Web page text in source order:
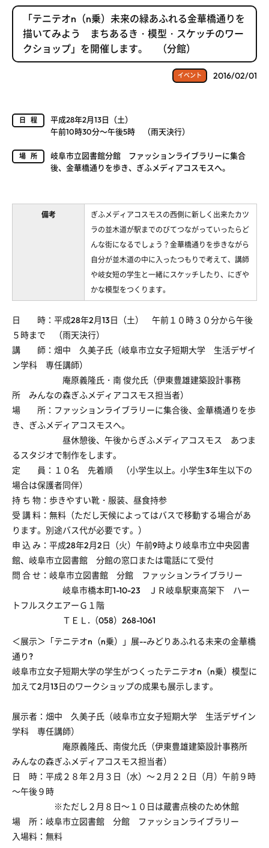
「テニテオn（n乗）未来の緑あふれる金華橋通りを
描いてみよう まちあるき・模型・スケッチのワー
クショップ」を開催します。 （分館）
イベント 2016/02/01
日程
平成28年2月13日（土）
午前10時30分～午後5時 （雨天決行）
場所
岐阜市立図書館分館 ファッションライブラリーに集合
後、金華橋通りを歩き、ぎふメディアコスモスへ。
備考
ぎふメディアコスモスの西側に新しく出来たカツ
ラの並木道が駅までのびてつながっていったらど
んな街になるでしょう？金華橋通りを歩きながら
自分が並木道の中に入ったつもりで考えて、講師
や岐女短の学生と一緒にスケッチしたり、にぎや
かな模型をつくります。
日 時：平成28年2月13日（土） 午前１０時３０分から午後
５時まで （雨天決行）
講 師：畑中 久美子氏（岐阜市立女子短期大学 生活デザイ
ン学科 専任講師）
庵原義隆氏・南 俊允氏（伊東豊雄建築設計事務
所 みんなの森ぎふメディアコスモス担当者）
場 所：ファッションライブラリーに集合後、金華橋通りを歩
き、ぎふメディアコスモスへ。
昼休憩後、午後からぎふメディアコスモス あつま
るスタジオで制作をします。
定 員：１０名 先着順 （小学生以上。小学生3年生以下の
場合は保護者同伴）
持 ち 物：歩きやすい靴・服装、昼食持参
受 講 料：無料（ただし天候によってはバスで移動する場合があ
ります。別途バス代が必要です。）
申 込 み：平成28年2月2日（火）午前9時より岐阜市立中央図書
館、岐阜市立図書館 分館の窓口または電話にて受付
問 合 せ：岐阜市立図書館 分館 ファッションライブラリー
岐阜市橋本町1-10-23 ＪＲ岐阜駅東高架下 ハー
トフルスクエアーＧ１階
ＴＥＬ.（058）268-1061
＜展示＞「テニテオn（n乗）」展--みどりあふれる未来の金華橋
通り?
岐阜市立女子短期大学の学生がつくったテニテオn（n乗）模型に
加えて2月13日のワークショップの成果も展示します。
展示者：畑中 久美子氏（岐阜市立女子短期大学 生活デザイン
学科 専任講師）
庵原義隆氏、南俊允氏（伊東豊雄建築設計事務所
みんなの森ぎふメディアコスモス担当者）
日 時：平成２８年２月３日（水）～２月２２日（月）午前９時
～午後９時
※ただし２月８日～１０日は蔵書点検のため休館
場 所：岐阜市立図書館 分館 ファッションライブラリー
入場料：無料